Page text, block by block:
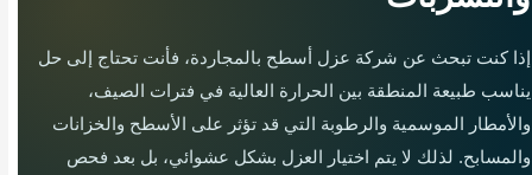
إذا كنت تبحث عن شركة عزل أسطح بالمجاردة، فأنت تحتاج إلى حل
يناسب طبيعة المنطقة بين الحرارة العالية في فترات الصيف،
والأمطار الموسمية والرطوبة التي قد تؤثر على الأسطح والخزانات
والمسابح. لذلك لا يتم اختيار العزل بشكل عشوائي، بل بعد فحص